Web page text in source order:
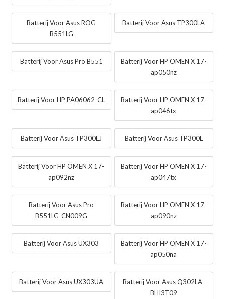
Batterij Voor Asus ROG
B551LG
Batterij Voor Asus TP300LA
Batterij Voor Asus Pro B551
Batterij Voor HP OMEN X 17-
ap050nz
Batterij Voor HP PA06062-CL
Batterij Voor HP OMEN X 17-
ap046tx
Batterij Voor Asus TP300LJ Batterij Voor Asus TP300L
Batterij Voor HP OMEN X 17-
ap092nz
Batterij Voor HP OMEN X 17-
ap047tx
Batterij Voor Asus Pro
B551LG-CN009G
Batterij Voor HP OMEN X 17-
ap090nz
Batterij Voor Asus UX303
Batterij Voor HP OMEN X 17-
ap050na
Batterij Voor Asus UX303UA
Batterij Voor Asus Q302LA-
BHI3T09